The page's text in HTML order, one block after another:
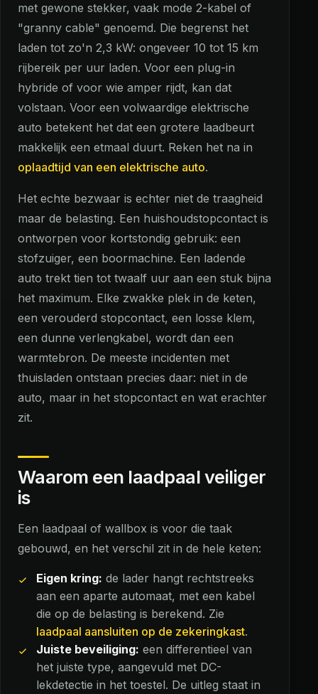
met gewone stekker, vaak mode 2-kabel of
"granny cable" genoemd. Die begrenst het
laden tot zo'n 2,3 kW: ongeveer 10 tot 15 km
rijbereik per uur laden. Voor een plug-in
hybride of voor wie amper rijdt, kan dat
volstaan. Voor een volwaardige elektrische
auto betekent het dat een grotere laadbeurt
makkelijk een etmaal duurt. Reken het na in
oplaadtijd van een elektrische auto.
Het echte bezwaar is echter niet de traagheid
maar de belasting. Een huishoudstopcontact is
ontworpen voor kortstondig gebruik: een
stofzuiger, een boormachine. Een ladende
auto trekt tien tot twaalf uur aan een stuk bijna
het maximum. Elke zwakke plek in de keten,
een verouderd stopcontact, een losse klem,
een dunne verlengkabel, wordt dan een
warmtebron. De meeste incidenten met
thuisladen ontstaan precies daar: niet in de
auto, maar in het stopcontact en wat erachter
zit.
Waarom een laadpaal veiliger
is
Een laadpaal of wallbox is voor die taak
gebouwd, en het verschil zit in de hele keten:
Eigen kring: de lader hangt rechtstreeks
aan een aparte automaat, met een kabel
die op de belasting is berekend. Zie
laadpaal aansluiten op de zekeringkast.
Juiste beveiliging: een differentieel van
het juiste type, aangevuld met DC-
lekdetectie in het toestel. De uitleg staat in